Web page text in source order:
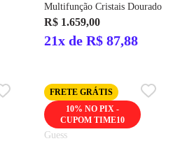
Multifunção Cristais Dourado
R$ 1.659,00
21x de R$ 87,88
FRETE GRÁTIS
10% NO PIX -
CUPOM TIME10
Guess